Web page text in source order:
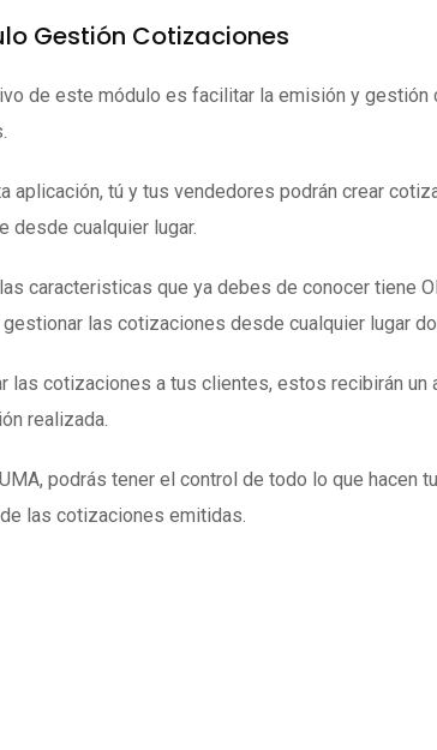
Gestión Cotizaciones
de este módulo es facilitar la emisión y
aplicación, tú y tus vendedores podrán crear
desde cualquier lugar.
caracteristicas que ya debes de conocer tiene
las cotizaciones desde cualquier lugar
las cotizaciones a tus clientes, estos recibirán un
realizada.
podrás tener el control de todo lo que hacen
las cotizaciones emitidas.